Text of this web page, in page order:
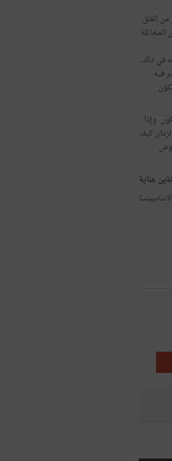
القلق
في ذلك.
فيه
وإذا
كيف
عناية